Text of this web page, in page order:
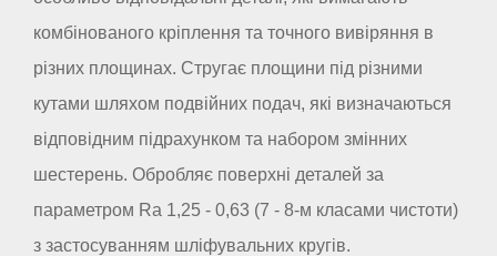
комбінованого кріплення та точного вивіряння в
різних площинах. Стругає площини під різними
кутами шляхом подвійних подач, які визначаються
відповідним підрахунком та набором змінних
шестерень. Обробляє поверхні деталей за
параметром Ra 1,25 - 0,63 (7 - 8-м класами чистоти)
з застосуванням шліфувальних кругів.